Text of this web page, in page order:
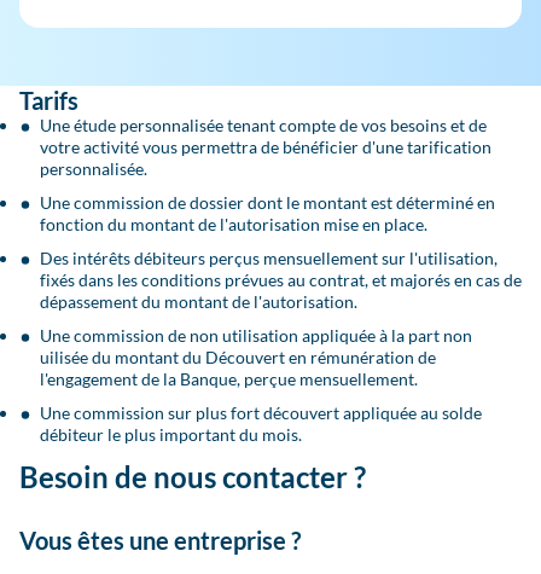
Tarifs
Une étude personnalisée tenant compte de vos besoins et de
votre activité vous permettra de bénéficier d'une tarification
personnalisée.
Une commission de dossier dont le montant est déterminé en
fonction du montant de l'autorisation mise en place.
Des intérêts débiteurs perçus mensuellement sur l'utilisation,
fixés dans les conditions prévues au contrat, et majorés en cas de
dépassement du montant de l'autorisation.
Une commission de non utilisation appliquée à la part non
uilisée du montant du Découvert en rémunération de
l'engagement de la Banque, perçue mensuellement.
Une commission sur plus fort découvert appliquée au solde
débiteur le plus important du mois.
Besoin de nous contacter ?
Vous êtes une entreprise ?